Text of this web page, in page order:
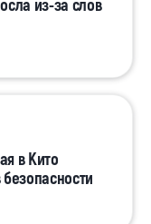
из-за слов
в Кито